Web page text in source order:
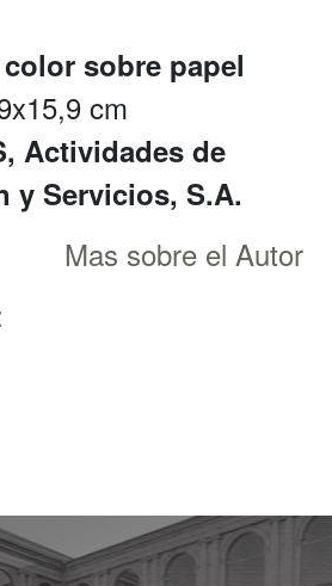
sobre papel
cm
Actividades de
y Servicios, S.A.
Mas sobre el Autor